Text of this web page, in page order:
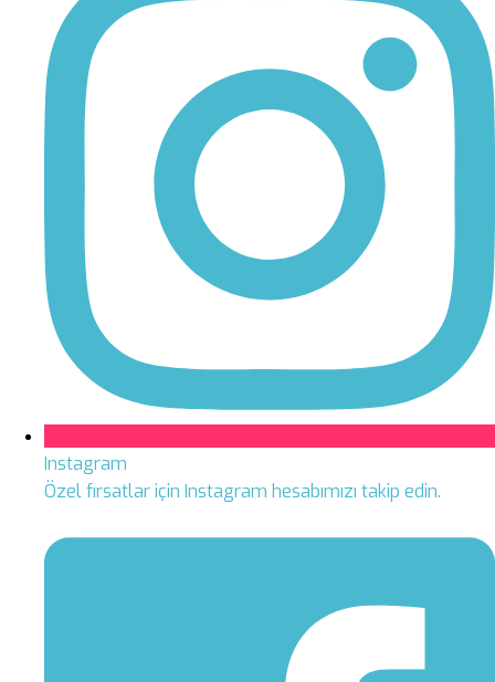
Instagram
Özel fırsatlar için Instagram hesabımızı takip edin.